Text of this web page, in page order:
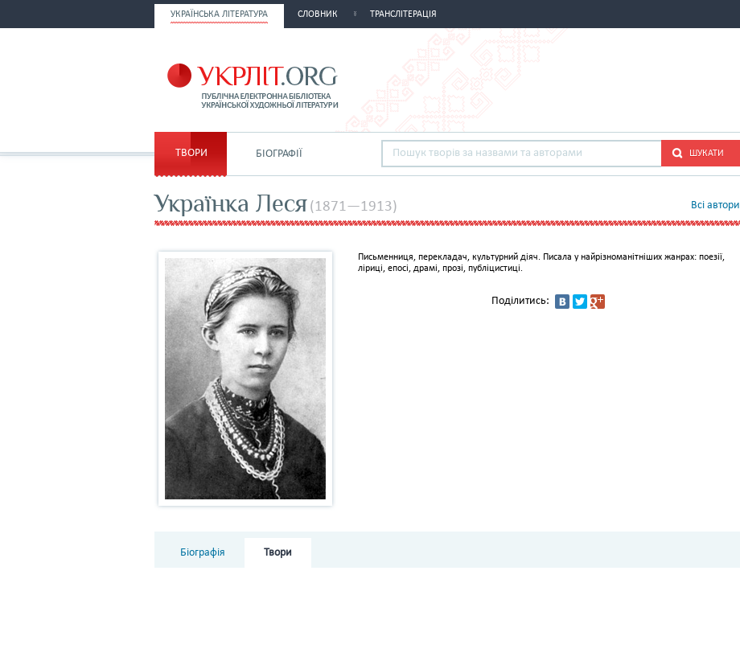
УКРАЇНСЬКА ЛІТЕРАТУРА СЛОВНИК ТРАНСЛІТЕРАЦІЯ
ТВОРИ БІОГРАФІЇ ШУКАТИ
Українка Леся (1871—1913) Всi автори
Письменниця, перекладач, культурний діяч. Писала у найрізноманітніших жанрах: поезії,
ліриці, епосі, драмі, прозі, публіцистиці.
Поділитись:
Біографія Твори